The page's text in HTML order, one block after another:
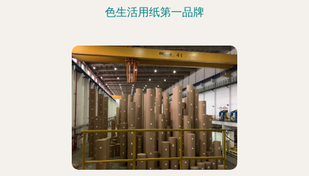
色生活用纸第一品牌